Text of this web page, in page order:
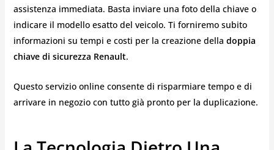
assistenza immediata. Basta inviare una foto della chiave o
indicare il modello esatto del veicolo. Ti forniremo subito
informazioni su tempi e costi per la creazione della doppia
chiave di sicurezza Renault.
Questo servizio online consente di risparmiare tempo e di
arrivare in negozio con tutto già pronto per la duplicazione.